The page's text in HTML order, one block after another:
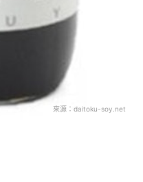
來源： daitoku-soy.net